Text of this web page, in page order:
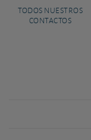
TODOS NUESTROS
CONTACTOS